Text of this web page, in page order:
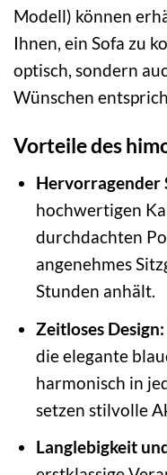
Modell) können
Ihnen, ein Sofa zu
optisch, sondern
Wünschen
Vorteile des
Hervorragender
hochwertigen
durchdachten
angenehmes
Stunden anhält.
Zeitloses Design:
die elegante
harmonisch in
setzen stilvolle
Langlebigkeit